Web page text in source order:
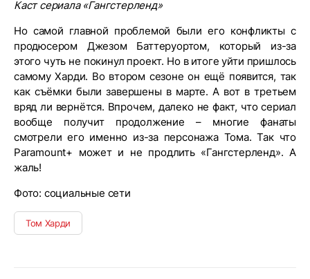
Каст сериала «Гангстерленд»
Но самой главной проблемой были его конфликты с
продюсером Джезом Баттеруортом, который из-за
этого чуть не покинул проект. Но в итоге уйти пришлось
самому Харди. Во втором сезоне он ещё появится, так
как съёмки были завершены в марте. А вот в третьем
вряд ли вернётся. Впрочем, далеко не факт, что сериал
вообще получит продолжение – многие фанаты
смотрели его именно из-за персонажа Тома. Так что
Paramount+ может и не продлить «Гангстерленд». А
жаль!
Фото: социальные сети
Том Харди